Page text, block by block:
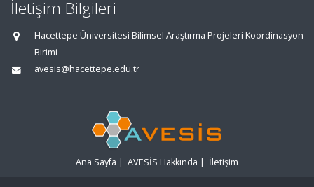
İletişim Bilgileri
Hacettepe Üniversitesi Bilimsel Araştırma Projeleri Koordinasyon
Birimi
avesis@hacettepe.edu.tr
Ana Sayfa | AVESİS Hakkında | İletişim